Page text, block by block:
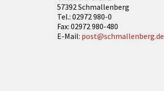
57392 Schmallenberg
Tel.: 02972 980-0
Fax: 02972 980-480
E-Mail: post@schmallenberg.de